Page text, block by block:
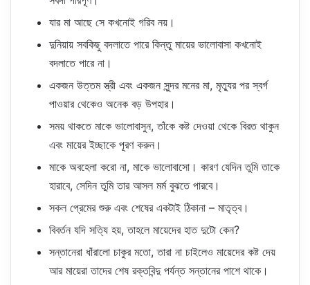
যার মা আছে সে কখনোই গরিব নয়।
দুনিয়ায় সবকিছু বদলাতে পারে কিন্তু মায়ের ভালোবাসা কখনোই
বদলাতে পারে না।
একজন উত্তম স্ত্রী এবং একজন সুন্দর মনের মা, মৃত্যুর পর স্বর্গ
পাওয়ার থেকেও অনেক বড় উপহার।
সময় থাকতে মাকে ভালোবাসুন, তাঁকে কষ্ট দেওয়া থেকে বিরত থাকুন
এবং মায়ের ইচ্ছাকে পূরণ করুন।
মাকে অবহেলা করো না, মাকে ভালোবাসো। কারণ যেদিন তুমি তাকে
হারাবে, সেদিন তুমি তার আসল মর্ম বুঝতে পারবে।
সকল প্রেমের শুরু এবং শেষের একটাই ঠিকানা – মাতৃত্ব।
বিবর্তন যদি সত্যি হয়, তাহলে মায়েদের হাত দুটো কেন?
সন্তানেরা ধাঁরালো চাকুর মতো, তারা না চাইলেও মায়েদের কষ্ট দেয়
আর মায়েরা তাদের শেষ রক্তবিন্দু পর্যন্ত সন্তানের পাশে থাকে।